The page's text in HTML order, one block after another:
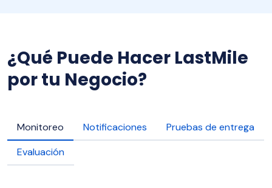
¿Qué Puede Hacer LastMile
por tu Negocio?
Monitoreo Notificaciones
Pruebas de entrega
Evaluación